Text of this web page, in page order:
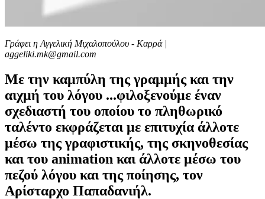
Γράφει η Αγγελική Μιχαλοπούλου - Καρρά |
aggeliki.mk@gmail.com
Με την καμπύλη της γραμμής και την
αιχμή του λόγου ...φιλοξενούμε έναν
σχεδιαστή του οποίου το πληθωρικό
ταλέντο εκφράζεται με επιτυχία άλλοτε
μέσω της γραφιστικής, της σκηνοθεσίας
και του animation και άλλοτε μέσω του
πεζού λόγου και της ποίησης, τον
Αρίσταρχο Παπαδανιήλ.